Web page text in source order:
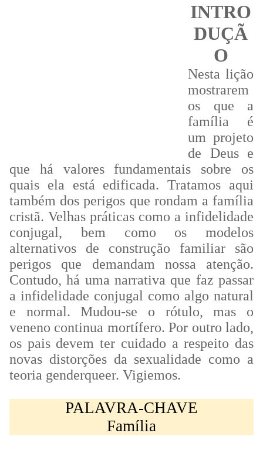
INTRO
DUÇÃ
O
Nesta lição
mostrarem
os que a
família é
um projeto
de Deus e
que há valores fundamentais sobre os
quais ela está edificada. Tratamos aqui
também dos perigos que rondam a família
cristã. Velhas práticas como a infidelidade
conjugal, bem como os modelos
alternativos de construção familiar são
perigos que demandam nossa atenção.
Contudo, há uma narrativa que faz passar
a infidelidade conjugal como algo natural
e normal. Mudou-se o rótulo, mas o
veneno continua mortífero. Por outro lado,
os pais devem ter cuidado a respeito das
novas distorções da sexualidade como a
teoria genderqueer. Vigiemos.
PALAVRA-CHAVE
Família